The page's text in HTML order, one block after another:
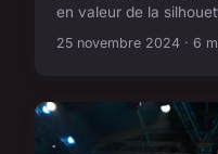
en valeur de la
25 novembre 2024 · 6